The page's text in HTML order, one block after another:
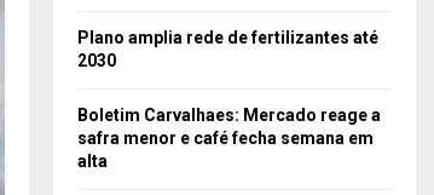
Plano amplia rede de fertilizantes até
2030
Boletim Carvalhaes: Mercado reage a
safra menor e café fecha semana em
alta